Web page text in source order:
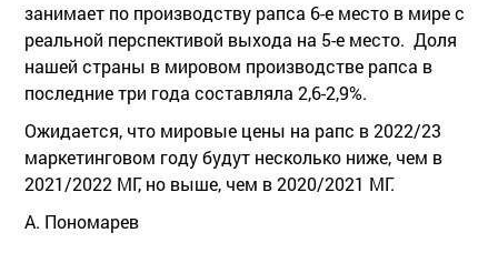
занимает по производству рапса 6-е место в мире с
реальной перспективой выхода на 5-е место. Доля
нашей страны в мировом производстве рапса в
последние три года составляла 2,6-2,9%.
Ожидается, что мировые цены на рапс в 2022/23
маркетинговом году будут несколько ниже, чем в
2021/2022 МГ, но выше, чем в 2020/2021 МГ.
А. Пономарев